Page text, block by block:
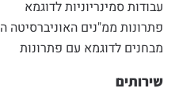
עבודות סמינריוניות לדוגמא
פתרונות ממ"נים האוניברסיטה
מבחנים לדוגמא עם פתרונות
שירותים